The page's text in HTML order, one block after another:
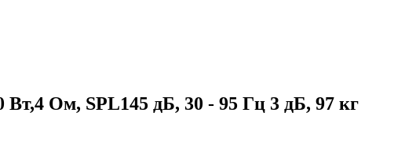
Ом, SPL145 дБ, 30 - 95 Гц 3 дБ, 97 кг